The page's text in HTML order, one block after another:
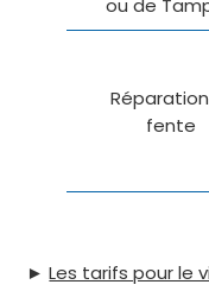
ou de
fente
►Les tarifs pour le